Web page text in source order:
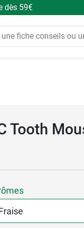
dès 59€
Tooth